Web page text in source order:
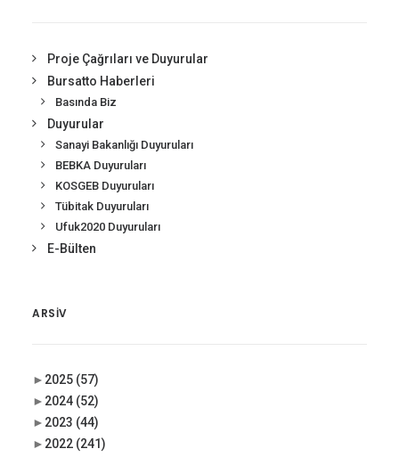
Proje Çağrıları ve Duyurular
Bursatto Haberleri
Basında Biz
Duyurular
Sanayi Bakanlığı Duyuruları
BEBKA Duyuruları
KOSGEB Duyuruları
Tübitak Duyuruları
Ufuk2020 Duyuruları
E-Bülten
ARSIV
► 2025 (57)
► 2024 (52)
► 2023 (44)
► 2022 (241)